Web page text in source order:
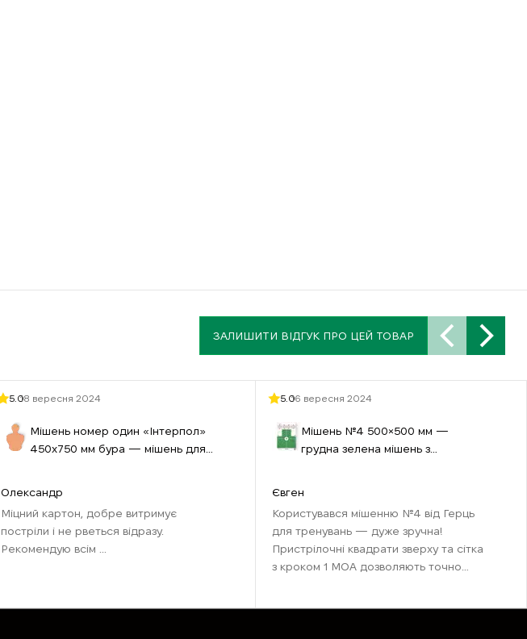
ЗАЛИШИТИ ВІДГУК ПРО ЦЕЙ ТОВАР
5.018 вересня 2024
Мішень номер один «Інтерпол»
450х750 мм бура — мішень для
Олександр
Міцний картон, добре витримує
постріли і не рветься відразу.
Рекомендую всім ...
5.016 вересня 2024
Мішень №4 500×500 мм —
грудна зелена мішень з
Євген
Користувався мішенню №4 від Герць
для тренувань — дуже зручна!
Пристрілочні квадрати зверху та сітка
з кроком 1 МОА дозволяють точно